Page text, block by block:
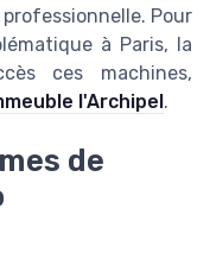
Pour
à Paris, la
ces machines,
l'Archipel.
de